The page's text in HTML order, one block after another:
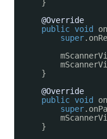
}
@Override
public void
super
}
@Override
public void
super
}